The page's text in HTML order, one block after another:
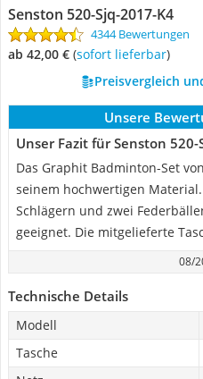
Senston 520-Sjq-2017-K4
4344 Bewertungen
ab 42,00 € ( Sofort lieferbar)
Preisvergleich
Unsere
Unser Fazit für Senston 520-
Das Graphit Badminton-Set
seinem hochwertigen
Schlägern und zwei
geeignet. Die mitgelieferte
08/
Technische Details
Modell
Tasche